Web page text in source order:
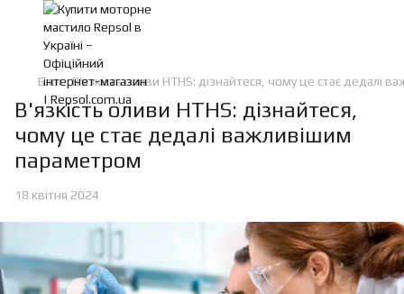
Блог В'язкість оливи HTHS: дізнайтеся, чому це стає дедалі
В'язкість оливи HTHS: дізнайтеся,
чому це стає дедалі важливішим
параметром
18 квітня 2024